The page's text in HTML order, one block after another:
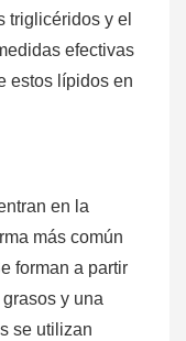
triglicéridos y el
efectivas
estos lípidos en
en la
más común
forman a partir
y una
se utilizan